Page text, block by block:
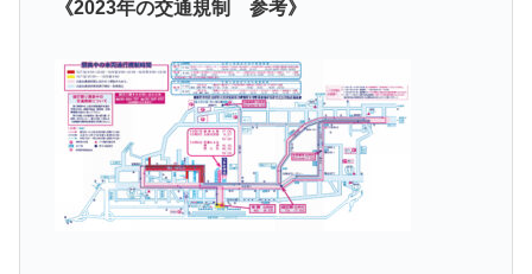
《2023年の交通規制 参考》